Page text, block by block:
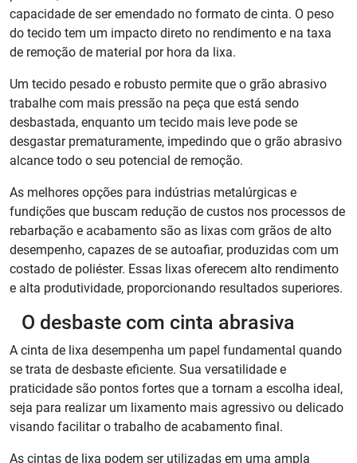
capacidade de ser emendado no formato de cinta. O peso
do tecido tem um impacto direto no rendimento e na taxa
de remoção de material por hora da lixa.
Um tecido pesado e robusto permite que o grão abrasivo
trabalhe com mais pressão na peça que está sendo
desbastada, enquanto um tecido mais leve pode se
desgastar prematuramente, impedindo que o grão abrasivo
alcance todo o seu potencial de remoção.
As melhores opções para indústrias metalúrgicas e
fundições que buscam redução de custos nos processos de
rebarbação e acabamento são as lixas com grãos de alto
desempenho, capazes de se autoafiar, produzidas com um
costado de poliéster. Essas lixas oferecem alto rendimento
e alta produtividade, proporcionando resultados superiores.
O desbaste com cinta abrasiva
A cinta de lixa desempenha um papel fundamental quando
se trata de desbaste eficiente. Sua versatilidade e
praticidade são pontos fortes que a tornam a escolha ideal,
seja para realizar um lixamento mais agressivo ou delicado
visando facilitar o trabalho de acabamento final.
As cintas de lixa podem ser utilizadas em uma ampla